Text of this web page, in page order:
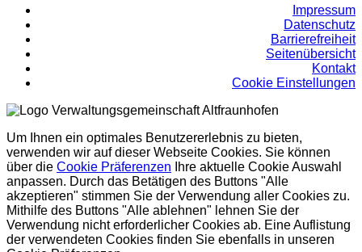
Impressum
Datenschutz
Barrierefreiheit
Seitenübersicht
Kontakt
Cookie Einstellungen
Um Ihnen ein optimales Benutzererlebnis zu bieten,
verwenden wir auf dieser Webseite Cookies. Sie können
über die Cookie Präferenzen Ihre aktuelle Cookie Auswahl
anpassen. Durch das Betätigen des Buttons "Alle
akzeptieren" stimmen Sie der Verwendung aller Cookies zu.
Mithilfe des Buttons "Alle ablehnen" lehnen Sie der
Verwendung nicht erforderlicher Cookies ab. Eine Auflistung
der verwendeten Cookies finden Sie ebenfalls in unseren